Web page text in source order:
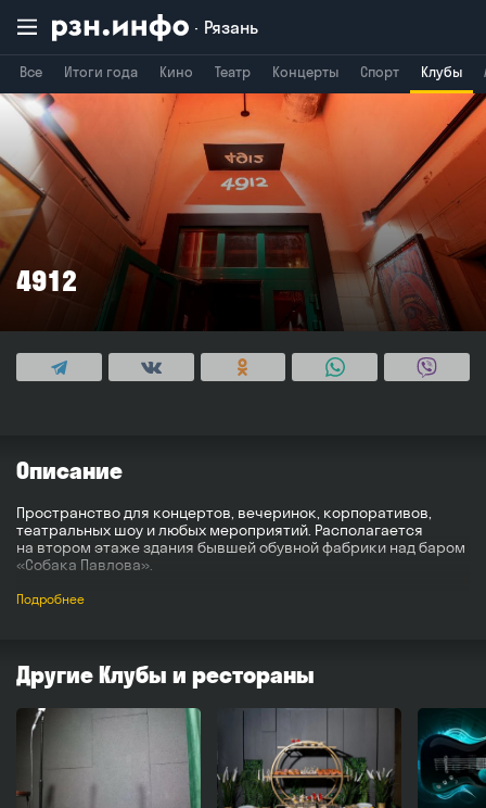
Рязань
Все Итоги года Кино Театр Концерты Спорт Клубы
Брянск
4912
Описание
Пространство для концертов, вечеринок, корпоративов,
театральных шоу и любых мероприятий. Располагается
на втором этаже здания бывшей обувной фабрики над баром
«Собака Павлова».
Здесь есть большая сцена с профессиональным светом
с демократичными ценами и разнообразным ассортиментом,
а также кухней с качественным меню.
Подробнее
Другие Клубы и рестораны